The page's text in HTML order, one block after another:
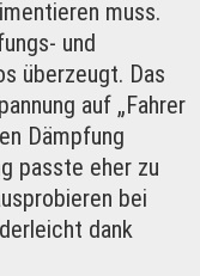
muss.
und
überzeugt. Das
auf „Fahrer
Dämpfung
passte eher zu
bei
dank